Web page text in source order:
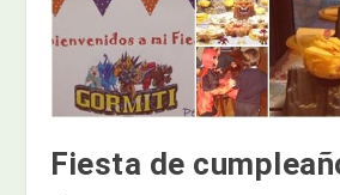
Fiesta de